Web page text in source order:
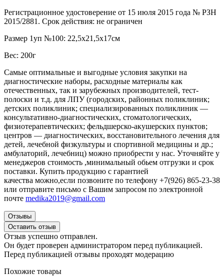
Регистрационное удостоверение от 15 июля 2015 года № РЗН
2015/2881. Срок действия: не ограничен
Размер 1уп №100: 22,5х21,5х17см
Вес: 200г
Самые оптимальные и выгодные условия закупки на
диагностические наборы, расходные материалы как
отечественных, так и зарубежных производителей, тест-
полоски и т.д. для ЛПУ (городских, районных поликлиник;
детских поликлиник; специализированных поликлиник —
консультативно-диагностических, стоматологических,
физиотерапевтических; фельдшерско-акушерских пунктов;
центров — диагностических, восстановительного лечения для
детей, лечебной физкультуры и спортивной медицины и др.;
амбулаторий, лечебниц) можно приобрести у нас. Уточняйте у
менеджеров стоимость ,минимальный обьем отгрузки и срок
поставки. Купить продукцию с гарантией
качества можно,если позвоните по телефону +7(926) 865-23-38
или отправите письмо с Вашим запросом по электронной
почте medika2019@gmail.com
Отзывы
Оставить отзыв
Отзыв успешно отправлен.
Он будет проверен администратором перед публикацией.
Перед публикацией отзывы проходят модерацию
Похожие товары